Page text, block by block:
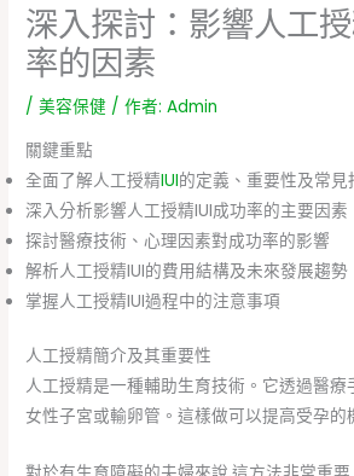
深入探討：影響人工
率的因素
/美容保健 / 作者:Admin
關鍵重點
全面了解人工授精IUI的定義、重要性及常見
深入分析影響人工授精IUI成功率的主要因素
探討醫療技術、心理因素對成功率的影響
解析人工授精IUI的費用結構及未來發展趨勢
掌握人工授精IUI過程中的注意事項
人工授精簡介及其重要性
人工授精是一種輔助生育技術。它透過醫療
女性子宮或輸卵管。這樣做可以提高受孕的